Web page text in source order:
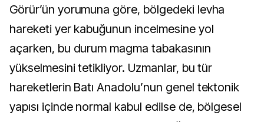
Görür’ün yorumuna göre, bölgedeki levha
hareketi yer kabuğunun incelmesine yol
açarken, bu durum magma tabakasının
yükselmesini tetikliyor. Uzmanlar, bu tür
hareketlerin Batı Anadolu’nun genel tektonik
yapısı içinde normal kabul edilse de, bölgesel